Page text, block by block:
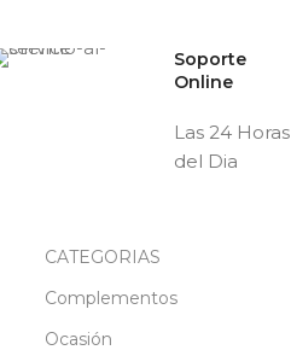
Soporte
Online
Las 24 Horas
del Dia
CATEGORIAS
Complementos
Ocasión